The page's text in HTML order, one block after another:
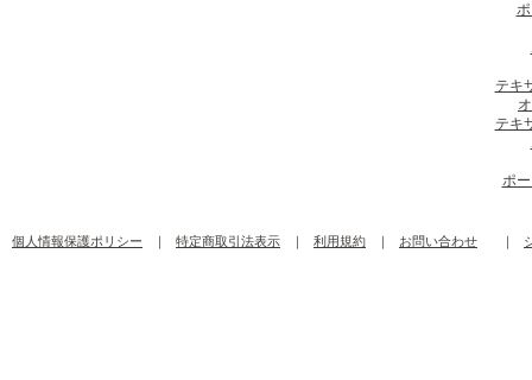
テキ
テキ
ポ
個人情報保護ポリシー ｜ 特定商取引法表示 ｜ 利用規約 ｜ お問い合わせ ｜